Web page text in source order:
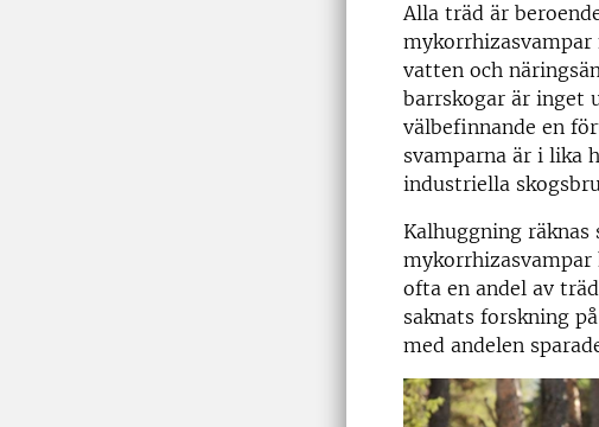
Alla träd är
vatten och
barrskogar är inget
välbefinnande en
svamparna är i lika
industriella
Kalhuggning
mykorrhizasvampar
ofta en andel av
saknats forskning
med andelen